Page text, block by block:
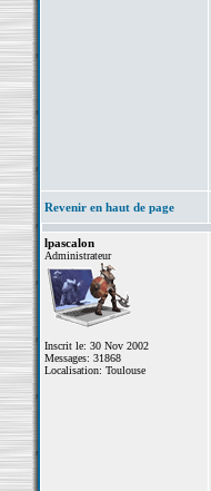
Revenir en haut de page
lpascalon
Administrateur
Inscrit le: 30 Nov 2002
Messages: 31868
Localisation: Toulouse